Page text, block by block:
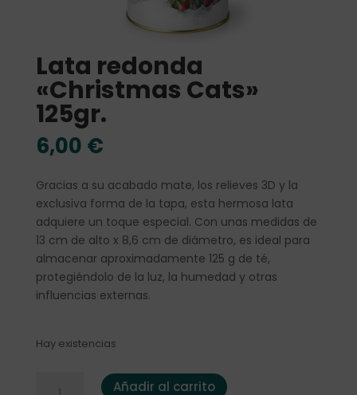
Lata redonda
«Christmas Cats»
125gr.
6,00 €
Gracias a su acabado mate, los relieves 3D y la
exclusiva forma de la tapa, esta hermosa lata
adquiere un toque especial. Con unas medidas de
13 cm de alto x 8,6 cm de diámetro, es ideal para
almacenar aproximadamente 125 g de té,
protegiéndolo de la luz, la humedad y otras
influencias externas.
Hay existencias
Lata redonda "Christmas Cats" 125gr. cantidad
Añadir al carrito